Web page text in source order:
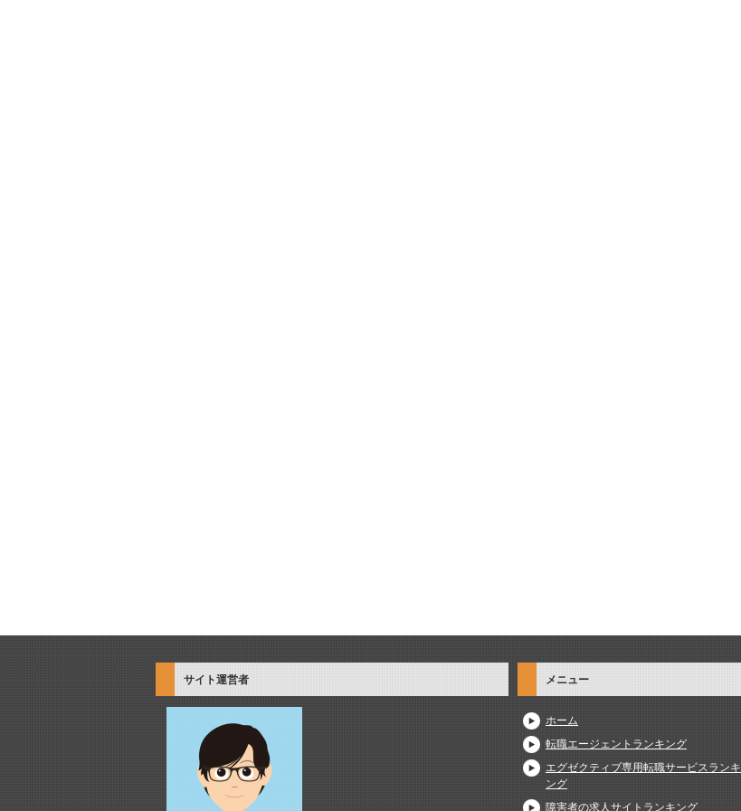
サイト運営者 メニュー
ホーム
転職エージェントランキング
エグゼクティブ専用転職サービスランキ
ング
障害者の求人サイトランキング